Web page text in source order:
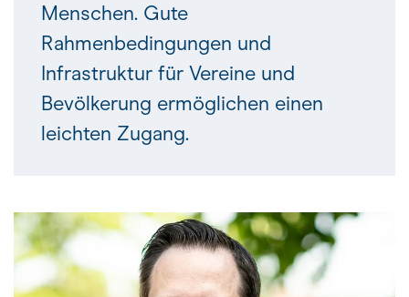
Menschen. Gute
Rahmenbedingungen und
Infrastruktur für Vereine und
Bevölkerung ermöglichen einen
leichten Zugang.